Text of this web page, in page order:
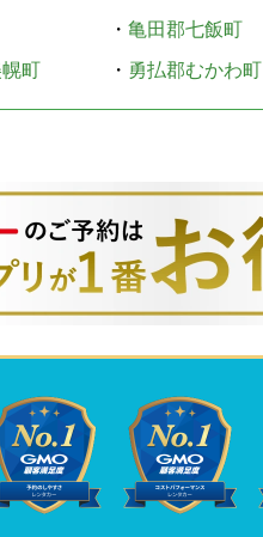
・ 亀田郡七飯町
町 ・ 勇払郡むかわ町